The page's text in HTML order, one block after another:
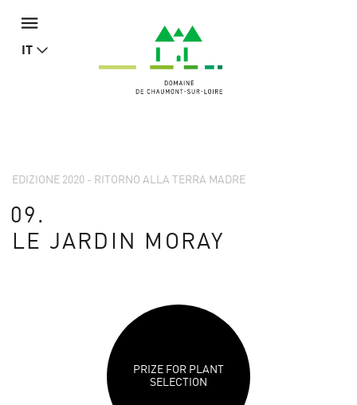
IT
EDIZIONE 2020 - RITORNO ALLA TERRA MADRE
09.
LE JARDIN MORAY
PRIZE FOR PLANT
SELECTION